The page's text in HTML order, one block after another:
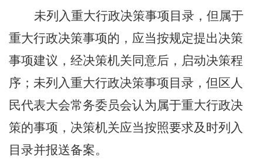
未列入重大行政决策事项目录，但属于
重大行政决策事项的，应当按规定提出决策
事项建议，经决策机关同意后，启动决策程
序；未列入重大行政决策事项目录，但区人
民代表大会常务委员会认为属于重大行政决
策的事项，决策机关应当按照要求及时列入
目录并报送备案。